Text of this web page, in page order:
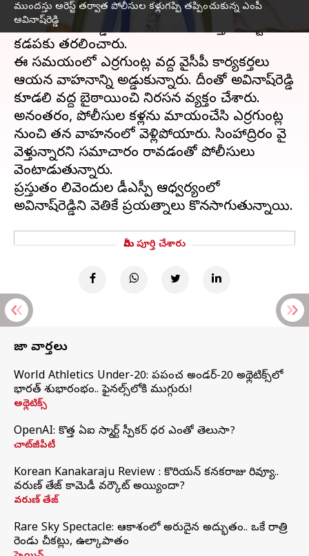
ముందస్తు అరెస్ట్ తర్వాత పోలీసుల కళ్లుగప్పి తప్పించుకున్న ఎంపీ
అవినాష్‌రెడ్డి
పులివెందులజడ్పీటీసీ ఉప ఎన్నికల నేపథ్యంలో వైసీపీ
ఎంపీ అవినాష్‌రెడ్డిని పోలీసులు ముందస్తు అరెస్టు చేసి
కడపకు తరలించారు.
ఈ సమయంలో ఎర్రగుంట్ల వద్ద వైసీపీ కార్యకర్తలు
ఆయన వాహనాన్ని అడ్డుకున్నారు. దీంతో అవినాష్‌రెడ్డి
కూడలి వద్ద బైఠాయించి నిరసన వ్యక్తం చేశారు.
అనంతరం, పోలీసుల కళ్లను మాయంచేసి ఎర్రగుంట్ల
నుంచి తన వాహనంలో వెళ్లిపోయారు. సింహాద్రిపురం వైపు
వెళ్తున్నారని సమాచారం రావడంతో పోలీసులు
వెంటాడుతున్నారు.
ప్రస్తుతం పులివెందుల డీఎస్పీ ఆధ్వర్యంలో
మీరు పూర్తి చేశారు
తాజా వార్తలు
World Athletics Under-20: ప్రపంచ అండర్-20 అథ్లెటిక్స్‌లో
భారత్‌ శుభారంభం.. ఫైనల్స్‌లోకి ముగ్గురు!
అథ్లెటిక్స్
OpenAI: కొత్త ఏఐ స్మార్ట్ స్పీకర్ ధర ఎంతో తెలుసా?
చాట్‌జీపీటీ
Korean Kanakaraju Review : కొరియన్ కనకరాజు రివ్యూ..
వరుణ్ తేజ్ కామెడీ వర్కౌట్ అయ్యిందా?
వరుణ్ తేజ్
Rare Sky Spectacle: ఆకాశంలో అరుదైన అద్భుతం.. ఒకే రాత్రి
రెండు చీకట్లు, ఉల్కాపాతం